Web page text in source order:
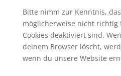
Bitte nimm zur Kenntnis,
möglicherweise nicht
Cookies deaktiviert sind.
deinem Browser löscht,
wenn du unsere Website